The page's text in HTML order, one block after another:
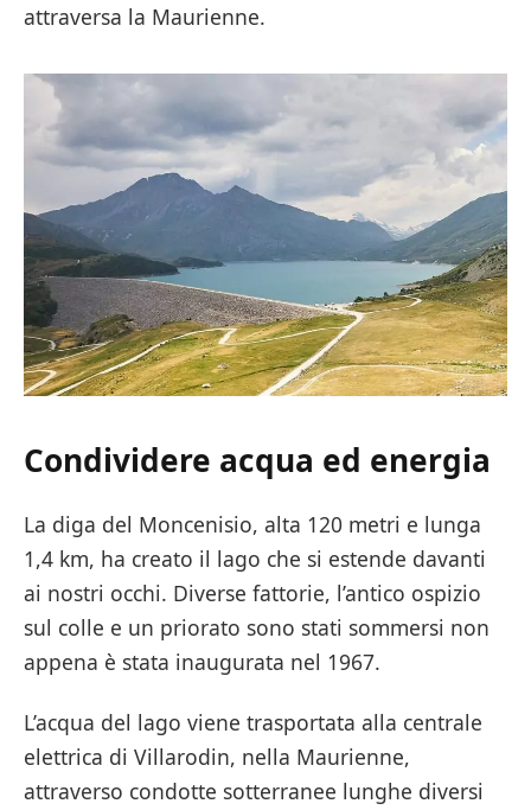
attraversa la Maurienne.
Condividere acqua ed energia
La diga del Moncenisio, alta 120 metri e lunga
1,4 km, ha creato il lago che si estende davanti
ai nostri occhi. Diverse fattorie, l’antico ospizio
sul colle e un priorato sono stati sommersi non
appena è stata inaugurata nel 1967.
L’acqua del lago viene trasportata alla centrale
elettrica di Villarodin, nella Maurienne,
attraverso condotte sotterranee lunghe diversi